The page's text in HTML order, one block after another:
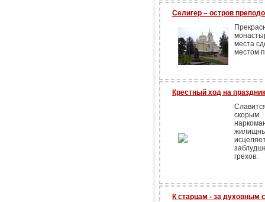
Селигер – остров
места
местом
Крестный ход на
грехов.
К старцам - за духовным